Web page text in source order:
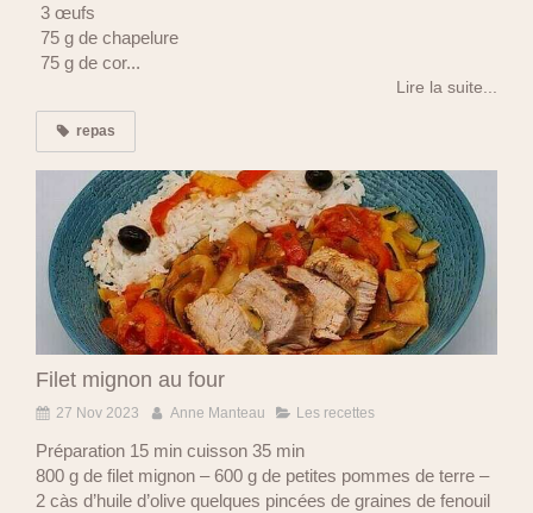
3 œufs
75 g de chapelure
75 g de cor...
Lire la suite...
repas
Filet mignon au four
27 Nov 2023 Anne Manteau Les recettes
Préparation 15 min cuisson 35 min
800 g de filet mignon – 600 g de petites pommes de terre –
2 càs d’huile d’olive quelques pincées de graines de fenouil